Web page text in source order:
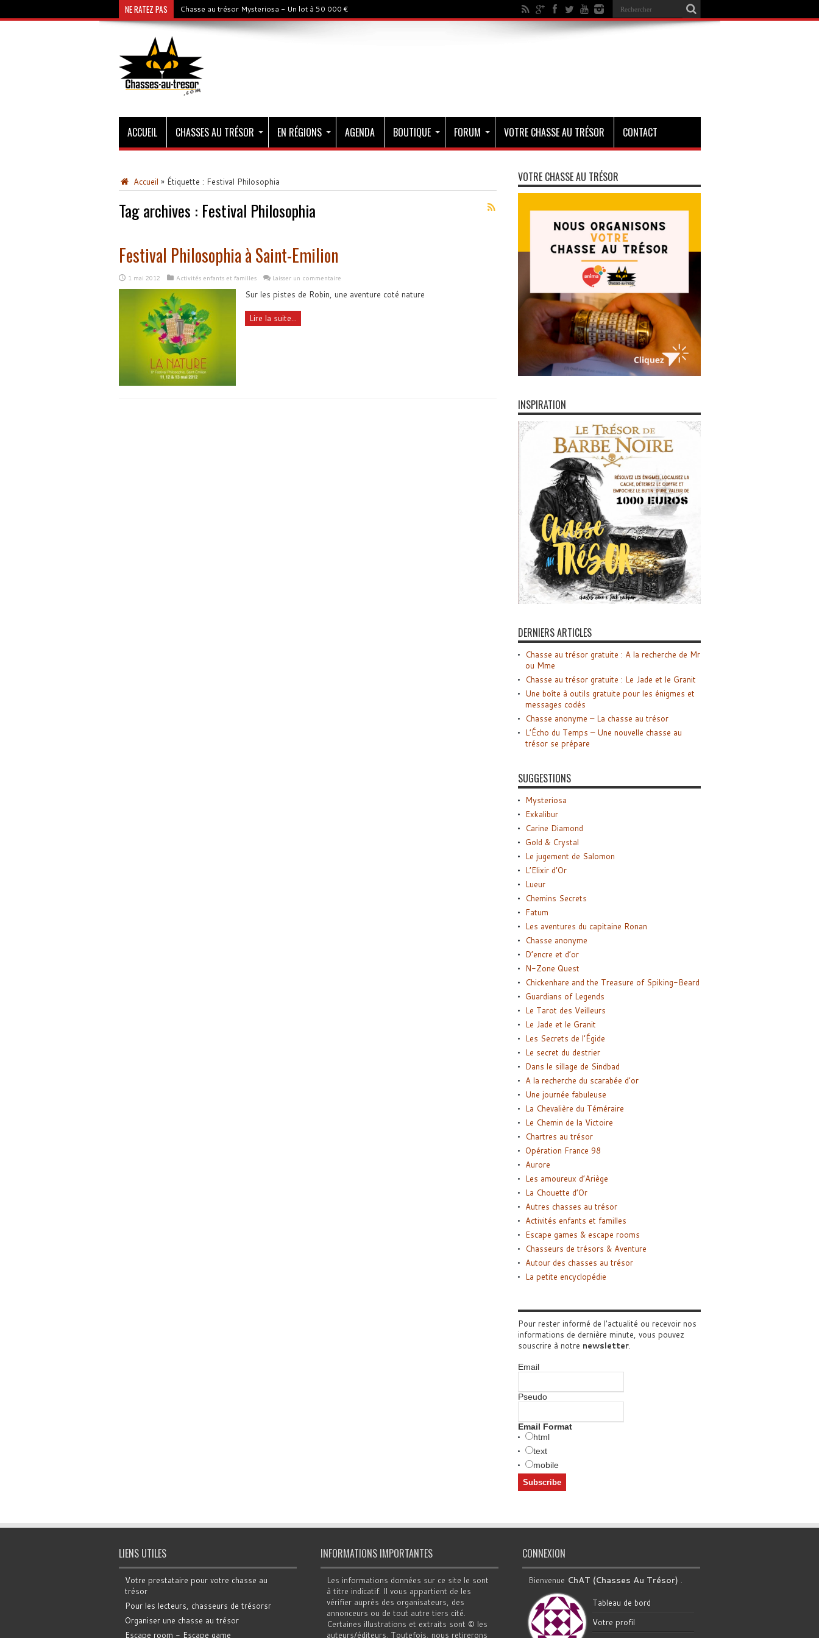
NE RATEZ PAS Chasse au trésor Mysteriosa - Un lot à 50 000 €
ACCUEIL CHASSES AU TRÉSOR EN RÉGIONS AGENDA BOUTIQUE FORUM VOTRE CHASSE AU TRÉSOR CONTACT
Accueil » Étiquette : Festival Philosophia
Tag archives : Festival Philosophia
Festival Philosophia à Saint-Emilion
1 mai 2012 Activités enfants et familles Laisser un commentaire
Sur les pistes de Robin, une aventure coté nature
Lire la suite...
VOTRE CHASSE AU TRÉSOR
INSPIRATION
DERNIERS ARTICLES
Chasse au trésor gratuite : A la recherche de Mr
ou Mme
Chasse au trésor gratuite : Le Jade et le Granit
Une boîte à outils gratuite pour les énigmes et
messages codés
Chasse anonyme – La chasse au trésor
L’Écho du Temps – Une nouvelle chasse au
trésor se prépare
SUGGESTIONS
Mysteriosa
Exkalibur
Carine Diamond
Gold & Crystal
Le jugement de Salomon
L’Elixir d’Or
Lueur
Chemins Secrets
Fatum
Les aventures du capitaine Ronan
Chasse anonyme
D’encre et d’or
N-Zone Quest
Chickenhare and the Treasure of Spiking-Beard
Guardians of Legends
Le Tarot des Veilleurs
Le Jade et le Granit
Les Secrets de l’Égide
Le secret du destrier
Dans le sillage de Sindbad
A la recherche du scarabée d’or
Une journée fabuleuse
La Chevalière du Téméraire
Le Chemin de la Victoire
Chartres au trésor
Opération France 98
Aurore
Les amoureux d’Ariège
La Chouette d’Or
Autres chasses au trésor
Activités enfants et familles
Escape games & escape rooms
Chasseurs de trésors & Aventure
Autour des chasses au trésor
La petite encyclopédie
Pour rester informé de l'actualité ou recevoir nos
informations de dernière minute, vous pouvez
souscrire à notre newsletter.
Email
Pseudo
Email Format
html
text
mobile
LIENS UTILES
Votre prestataire pour votre chasse au
trésor
Pour les lecteurs, chasseurs de trésorsr
Organiser une chasse au trésor
Escape room - Escape game
INFORMATIONS IMPORTANTES
Les informations données sur ce site le sont
à titre indicatif. Il vous appartient de les
vérifier auprès des organisateurs, des
annonceurs ou de tout autre tiers cité.
Certaines illustrations et extraits sont © les
auteurs/éditeurs. Toutefois, nous retirerons
CONNEXION
Bienvenue ChAT (Chasses Au Trésor) .
Tableau de bord
Votre profil